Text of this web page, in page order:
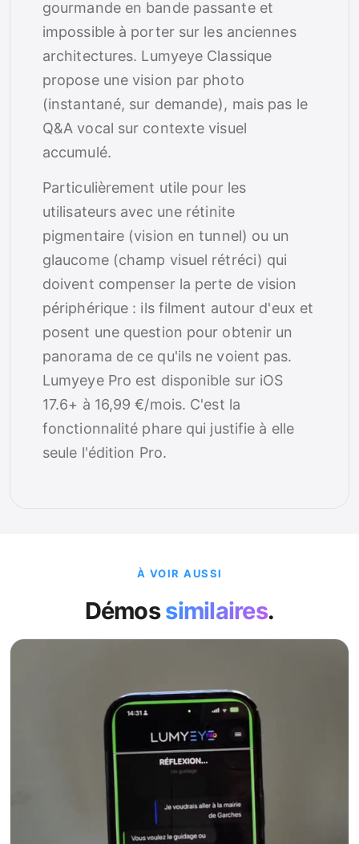
gourmande en bande passante et
impossible à porter sur les anciennes
architectures. Lumyeye Classique
propose une vision par photo
(instantané, sur demande), mais pas le
Q&A vocal sur contexte visuel
accumulé.
Particulièrement utile pour les
utilisateurs avec une rétinite
pigmentaire (vision en tunnel) ou un
glaucome (champ visuel rétréci) qui
doivent compenser la perte de vision
périphérique : ils filment autour d'eux et
posent une question pour obtenir un
panorama de ce qu'ils ne voient pas.
Lumyeye Pro est disponible sur iOS
17.6+ à 16,99 €/mois. C'est la
fonctionnalité phare qui justifie à elle
seule l'édition Pro.
À VOIR AUSSI
Démossimilaires.